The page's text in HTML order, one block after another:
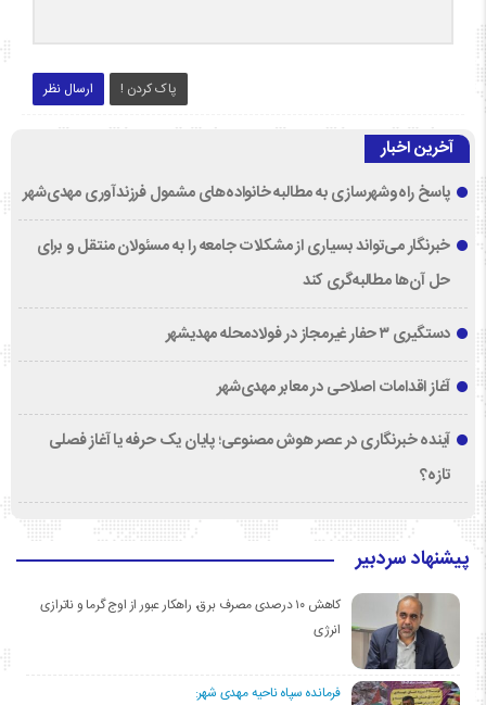
ارسال نظر پاک کردن !
آخرین اخبار
پاسخ راه‌وشهرسازی به مطالبه خانواده‌های مشمول فرزندآوری مهدی‌شهر
خبرنگار می‌تواند بسیاری از مشکلات جامعه را به مسئولان منتقل و برای
حل آن‌ها مطالبه‌گری کند
دستگیری ۳ حفار غیرمجاز در فولادمحله مهدیشهر
آغاز اقدامات اصلاحی در معابر مهدی‌شهر
آینده خبرنگاری در عصر هوش مصنوعی؛ پایان یک حرفه یا آغاز فصلی
تازه؟
پیشنهاد سردبیر
کاهش ۱۰ درصدی مصرف برق، راهکار عبور از اوج گرما و ناترازی
انرژی
فرمانده سپاه ناحیه مهدی شهر: